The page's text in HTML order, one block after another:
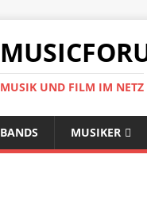
MUSIK UND FILM IM NETZ
BANDS MUSIKER